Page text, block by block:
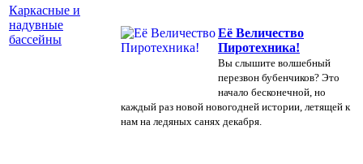
Каркасные и
надувные
бассейны
Её Величество
Пиротехника!
Вы слышите волшебный
перезвон бубенчиков? Это
начало бесконечной, но
каждый раз новой новогодней истории, летящей к
нам на ледяных санях декабря.